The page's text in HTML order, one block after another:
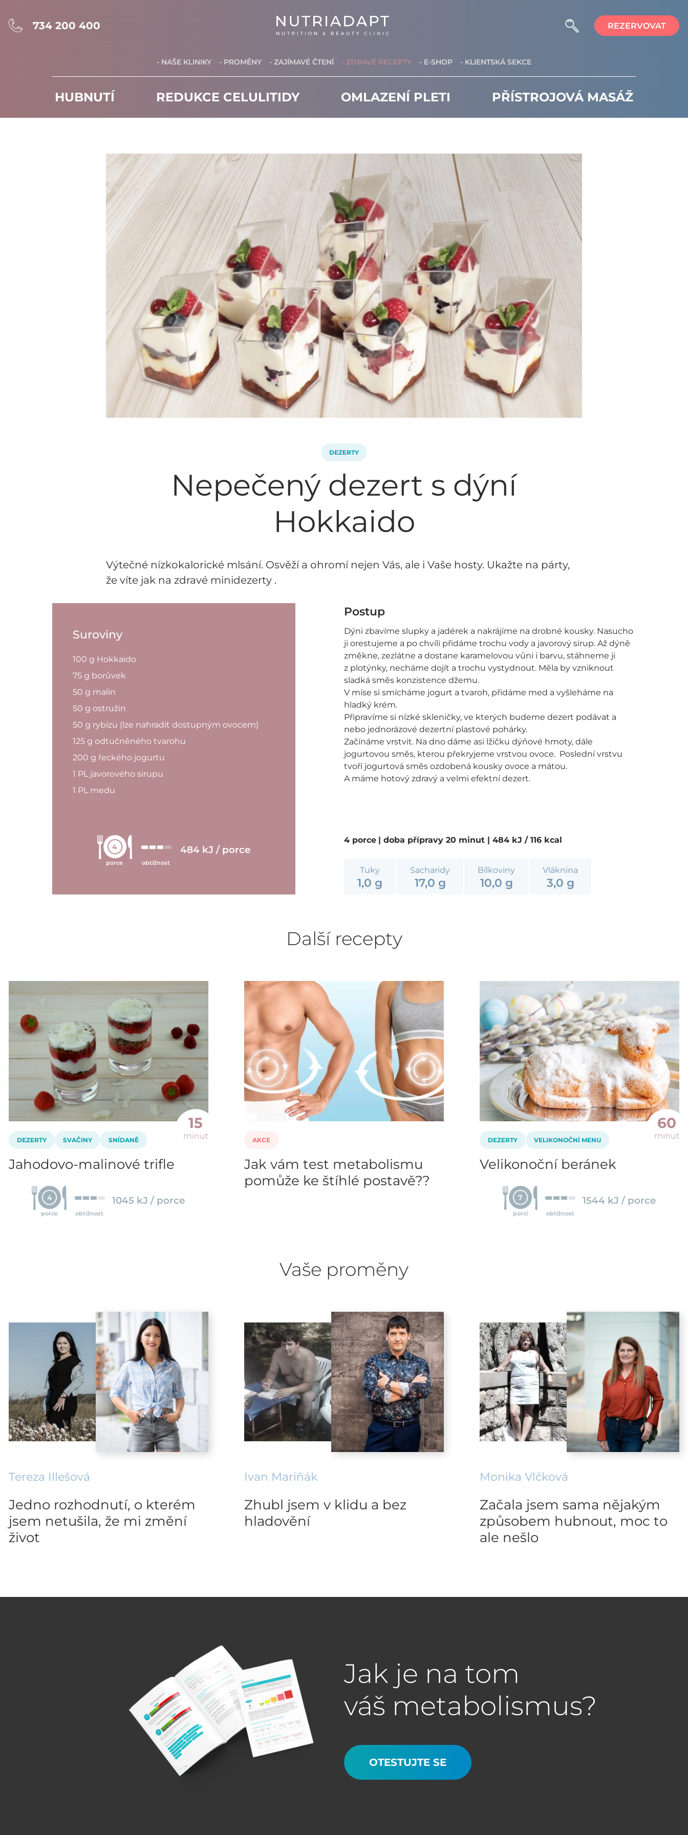
734 200 400 REZERVOVAT
- NAŠE KLINIKY - PROMĚNY - ZAJÍMAVÉ ČTENÍ - ZDRAVÉ RECEPTY - E-SHOP - KLIENTSKÁ SEKCE
HUBNUTÍ REDUKCE CELULITIDY OMLAZENÍ PLETI PŘÍSTROJOVÁ MASÁŽ
DEZERTY
Nepečený dezert s dýní
Hokkaido
Výtečné nízkokalorické mlsání. Osvěží a ohromí nejen Vás, ale i Vaše hosty. Ukažte na párty,
že víte jak na zdravé minidezerty .
Suroviny
100 g Hokkaido
75 g borůvek
50 g malin
50 g ostružin
50 g rybízu (lze nahradit dostupným ovocem)
125 g odtučněného tvarohu
200 g řeckého jogurtu
1 PL javorového sirupu
1 PL medu
4
porce obtížnost
484 kJ / porce
Postup
Dýni zbavíme slupky a jadérek a nakrájíme na drobné kousky. Nasucho
ji orestujeme a po chvíli přidáme trochu vody a javorový sirup. Až dýně
změkne, zezlátne a dostane karamelovou vůni i barvu, stáhneme ji
z plotýnky, necháme dojít a trochu vystydnout. Měla by vzniknout
sladká směs konzistence džemu.
V míse si smícháme jogurt a tvaroh, přidáme med a vyšleháme na
hladký krém.
Připravíme si nízké skleničky, ve kterých budeme dezert podávat a
nebo jednorázové dezertní plastové pohárky.
Začínáme vrstvit. Na dno dáme asi lžičku dýňové hmoty, dále
jogurtovou směs, kterou překryjeme vrstvou ovoce. Poslední vrstvu
tvoří jogurtová směs ozdobená kousky ovoce a mátou.
A máme hotový zdravý a velmi efektní dezert.
4 porce | doba přípravy 20 minut | 484 kJ / 116 kcal
Tuky
1,0 g
Sacharidy
17,0 g
Bílkoviny
10,0 g
Vláknina
3,0 g
Další recepty
15
minut
DEZERTY SVAČINY SNÍDANĚ
Jahodovo-malinové trifle
4
porce obtížnost
1045 kJ / porce
AKCE
Jak vám test metabolismu
pomůže ke štíhlé postavě??
60
minut
DEZERTY VELIKONOČNÍ MENU
Velikonoční beránek
7
porcí obtížnost
1544 kJ / porce
Vaše proměny
Tereza Illešová
Jedno rozhodnutí, o kterém
jsem netušila, že mi změní
život
Ivan Mariňák
Zhubl jsem v klidu a bez
hladovění
Monika Vlčková
Začala jsem sama nějakým
způsobem hubnout, moc to
ale nešlo
Jak je na tom
váš metabolismus?
OTESTUJTE SE